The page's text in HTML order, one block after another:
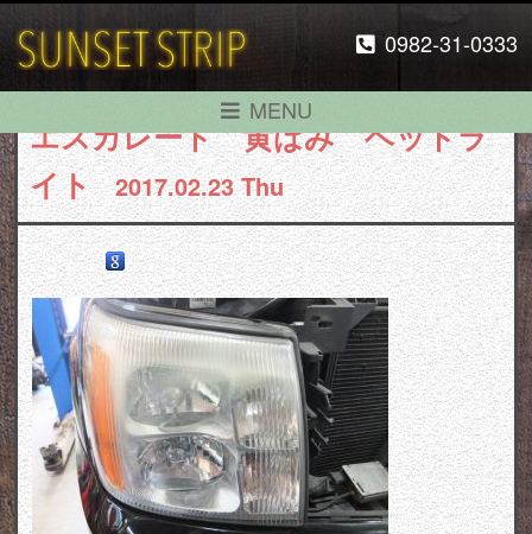
0982-31-0333
MENU
エスカレード 黄ばみ ヘッドラ
イト
2017.02.23 Thu